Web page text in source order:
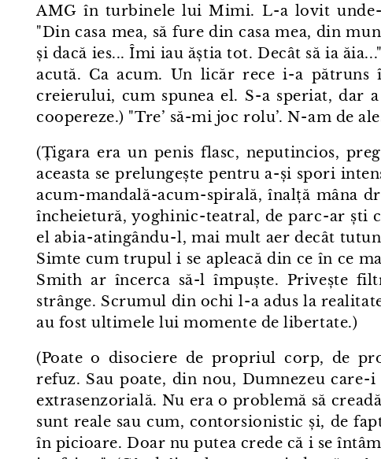
AMG în turbinele lui Mimi. L⁠-⁠a lovit
"Din casa mea, să fure din casa mea, din
și dacă ies... Îmi iau ăștia tot. Decât să ia
acută. Ca acum. Un licăr rece i⁠-⁠a
creierului, cum spunea el. S⁠-⁠a speriat, dar
coopereze.) "Tre’ să-mi joc rolu’. N⁠-⁠am de
(Țigara era un penis flasc, neputincios,
aceasta se prelungește pentru a-și spori
acum⁠-⁠mandală-acum⁠-⁠spirală, înalță mâna
încheietură, yoghinic⁠-⁠teatral, de parc⁠-⁠ar ști
el abia⁠-⁠atingându⁠-⁠l, mai mult aer decât
Simte cum trupul i se apleacă din ce în ce
Smith ar încerca să-l împuște. Privește
strânge. Scrumul din ochi l⁠-⁠a adus la
au fost ultimele lui momente de libertate.)
(Poate o disociere de propriul corp, de
refuz. Sau poate, din nou, Dumnezeu
extrasenzorială. Nu era o problemă să
sunt reale sau cum, contorsionistic și, de
în picioare. Doar nu putea crede că i se